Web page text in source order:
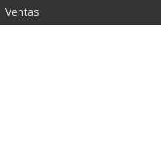
Ventas